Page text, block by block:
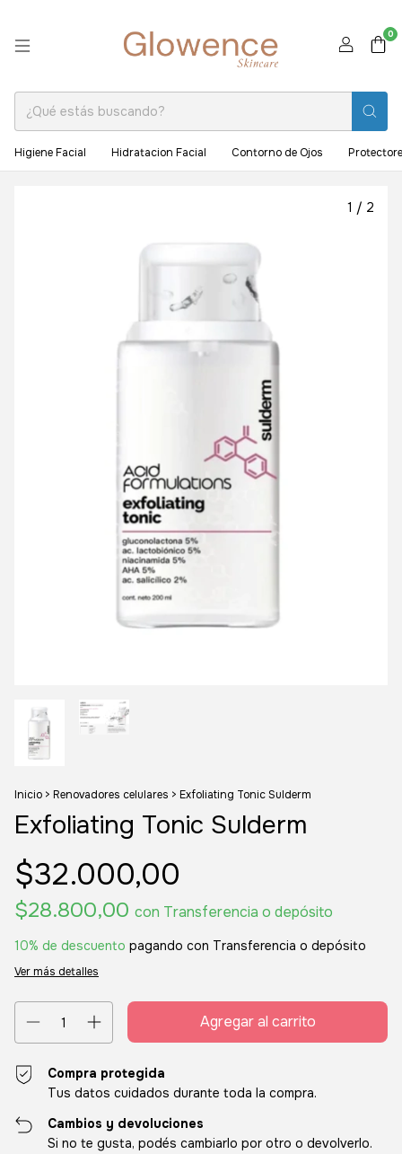
0
Higiene Facial Hidratacion Facial Contorno de Ojos
1 / 2
Inicio > Renovadores celulares > Exfoliating Tonic Sulderm
Exfoliating Tonic Sulderm
$32.000,00
$28.800,00 con Transferencia o depósito
10% de descuento pagando con Transferencia o depósito
Ver más detalles
Compra protegida
Tus datos cuidados durante toda la compra.
Cambios y devoluciones
Si no te gusta, podés cambiarlo por otro o devolverlo.